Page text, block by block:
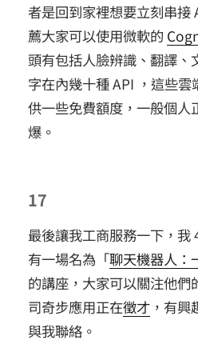
者是回到家裡想要立刻串接
薦大家可以使用微軟的
頭有包括人臉辨識、翻譯、
字在內幾十種 API ，這些
供一些免費額度，一般個人
爆。
17
最後讓我工商服務一下，我
有一場名為「聊天機器人：
的講座，大家可以關注他們
司奇步應用正在徵才，有興
與我聯絡。